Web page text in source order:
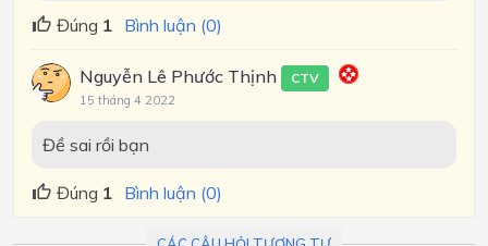
Đúng 1 Bình luận (0)
Nguyễn Lê Phước Thịnh CTV
15 tháng 4 2022
Đề sai rồi bạn
Đúng 1 Bình luận (0)